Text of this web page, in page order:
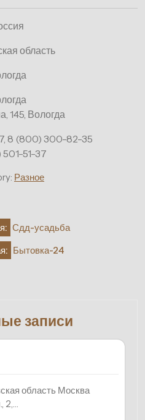
область
145, Вологда
8 (800) 300-82-35
501-51-37
Разное
Сдд-усадьба
Бытовка-24
записи
область Москва